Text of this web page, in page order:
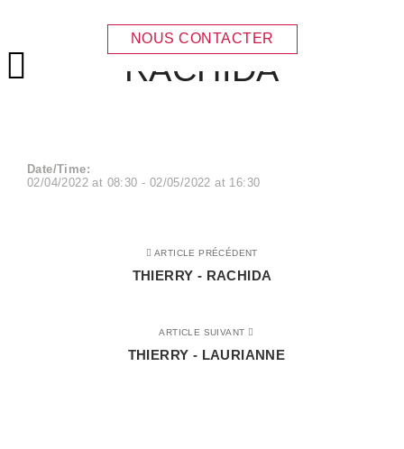
Menu principal
NOUS CONTACTER
THIERRY –
RACHIDA
Date/Time:
02/04/2022 at 08:30 - 02/05/2022 at 16:30
ARTICLE PRÉCÉDENT
THIERRY - RACHIDA
ARTICLE SUIVANT
THIERRY - LAURIANNE